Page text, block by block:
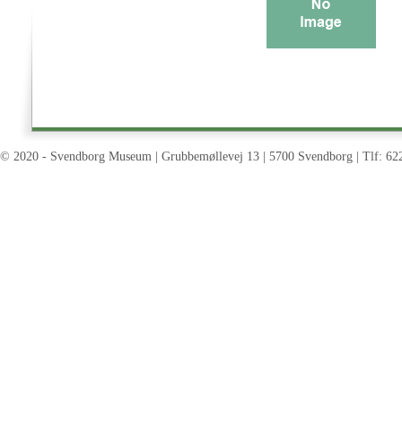
© 2020 - Svendborg Museum | Grubbemøllevej 13 | 5700 Svendborg | Tlf: